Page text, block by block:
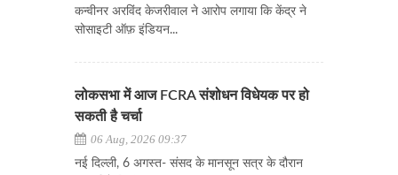
कन्वीनर अरविंद केजरीवाल ने आरोप लगाया कि केंद्र ने
सोसाइटी ऑफ़ इंडियन...
लोकसभा में आज FCRA संशोधन विधेयक पर हो
सकती है चर्चा
06 Aug, 2026 09:37
नई दिल्ली, 6 अगस्त- संसद के मानसून सत्र के दौरान